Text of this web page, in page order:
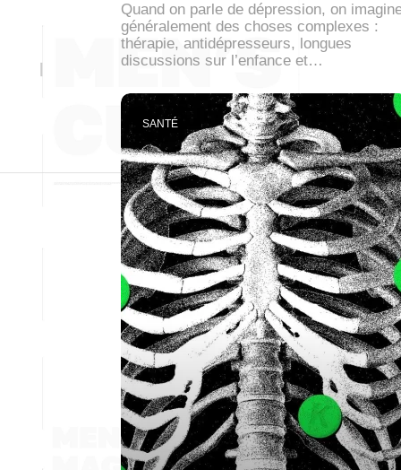
Quand on parle de dépression, on
généralement des choses complexes :
thérapie, antidépresseurs, longues
discussions sur l’enfance et…
SANTÉ